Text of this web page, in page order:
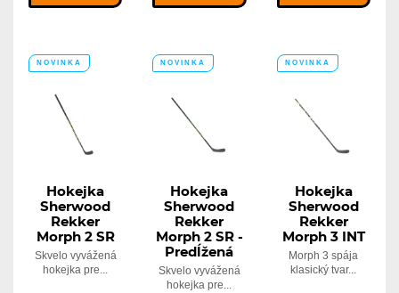
NOVINKA
Hokejka
Sherwood
Rekker
Morph 2 SR
Skvelo vyvážená
hokejka pre...
NOVINKA
Hokejka
Sherwood
Rekker
Morph 2 SR -
Predĺžená
Skvelo vyvážená
hokejka pre...
NOVINKA
Hokejka
Sherwood
Rekker
Morph 3 INT
Morph 3 spája
klasický tvar...